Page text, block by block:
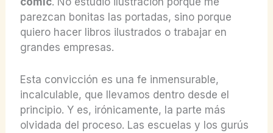
parezcan bonitas las portadas, sino porque
quiero hacer libros ilustrados o trabajar en
grandes empresas.
Esta convicción es una fe inmensurable,
incalculable, que llevamos dentro desde el
principio. Y es, irónicamente, la parte más
olvidada del proceso. Las escuelas y los gurús